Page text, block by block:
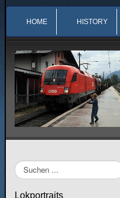
HOME HISTORY
Suchen
...
Lokportraits